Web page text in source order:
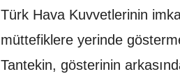
Türk Hava Kuvvetlerinin
müttefiklere yerinde
Tantekin, gösterinin